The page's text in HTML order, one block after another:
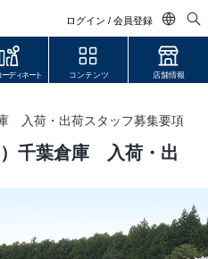
ログイン / 会員登録
日本語
中文简体
ディネート コンテンツ 店舗情報
入荷・出荷スタッフ募集要項
）千葉倉庫 入荷・出